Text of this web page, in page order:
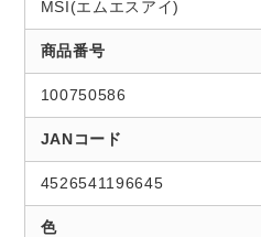
MSI(エムエスアイ)
商品番号
100750586
JANコード
4526541196645
色